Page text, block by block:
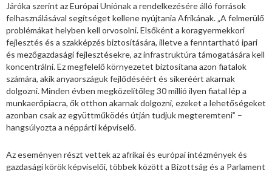
Járóka szerint az Európai Uniónak a rendelkezésére álló források
felhasználásával segítséget kellene nyújtania Afrikának. „A felmerülő
problémákat helyben kell orvosolni. Elsőként a koragyermekkori
fejlesztés és a szakképzés biztosítására, illetve a fenntartható ipari
és mezőgazdasági fejlesztésekre, az infrastruktúra támogatására kell
koncentrálni. Ez megfelelő környezetet biztosítana azon fiatalok
számára, akik anyaországuk fejlődéséért és sikeréért akarnak
dolgozni. Minden évben megközelítőleg 30 millió ilyen fiatal lép a
munkaerőpiacra, ők otthon akarnak dolgozni, ezeket a lehetőségeket
azonban csak az együttműködés útján tudjuk megteremteni” –
hangsúlyozta a néppárti képviselő.
Az eseményen részt vettek az afrikai és európai intézmények és
gazdasági körök képviselői, többek között a Bizottság és a Parlament